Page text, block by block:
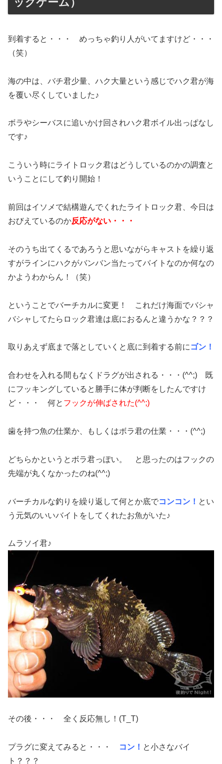
到着すると・・・ めっちゃ釣り人がいてますけど・・・
（笑）
海の中は、バチ君少量、ハク大量という感じでハク君が海
を覆い尽くしていました♪
ボラやシーバスに追いかけ回されハク君ボイル出っぱなし
です♪
こういう時にライトロック君はどうしているのかの調査と
いうことにして釣り開始！
前回はイソメで結構遊んでくれたライトロック君、今日は
おびえているのか反応がない・・・
そのうち出てくるであろうと思いながらキャストを繰り返
すがラインにハクがバンバン当たってバイトなのか何なの
かようわからん！（笑）
ということでバーチカルに変更！ これだけ海面でバシャ
バシャしてたらロック君達は底におるんと違うかな？？？
取りあえず底まで落としていくと底に到着する前に ゴン！
合わせを入れる間もなくドラグが出される・・・(^^;) 既
にフッキングしていると勝手に体が判断をしたんですけ
ど・・・ 何と フックが伸ばされた(^^;)
歯を持つ魚の仕業か、もしくはボラ君の仕業・・・(^^;)
どちらかというとボラ君っぽい。 と思ったのはフックの
先端が丸くなかったのね(^^;)
バーチカルな釣りを繰り返して何とか底でコンコン！ とい
う元気のいいバイトをしてくれたお魚がいた♪
ムラソイ君♪
その後・・・ 全く反応無し！(T_T)
プラグに変えてみると・・・ コン！ と小さなバイ
ト？？？